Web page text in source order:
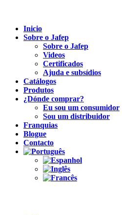
Inicio
Sobre o Jafep
Sobre o Jafep
Videos
Certificados
Ajuda e subsídios
Catálogos
Produtos
¿Dónde comprar?
Eu sou um consumidor
Sou um distribuidor
Franquias
Blogue
Contacto